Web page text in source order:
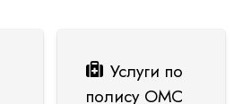
Услуги по
полису ОМС